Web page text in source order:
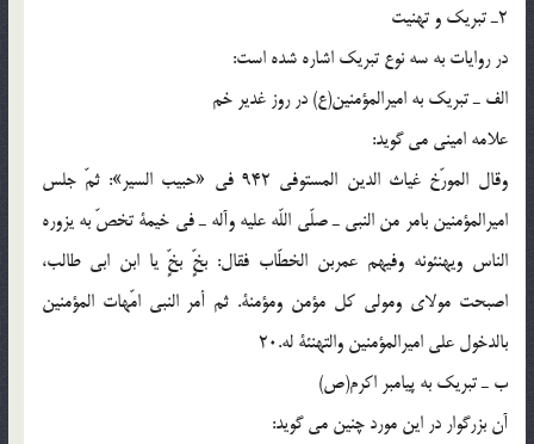
2ـ تبريك و تهنيت
در روايات به سه نوع تبريك اشاره شده است:
الف ـ تبريك به اميرالمؤمنين(ع) در روز غدير خم
علامه امينى مى گويد:
وقال المورّخ غياث الدين المستوفى 942 فى «حبيب السير»: ثمّ جلس
اميرالمؤمنين بامر من النبى ـ صلّى اللّه عليه وآله ـ فى خيمة تخصّ به يزوره
الناس ويهنئونه وفيهم عمربن الخطّاب فقال: بخٍّ بخٍّ يا ابن ابى طالب،
اصبحت مولاى ومولى كل مؤمن ومؤمنة. ثم أمر النبى امّهات المؤمنين
بالدخول على اميرالمؤمنين والتهنئة له.20
ب ـ تبريك به پيامبر اكرم(ص)
آن بزرگوار در اين مورد چنين مى گويد: